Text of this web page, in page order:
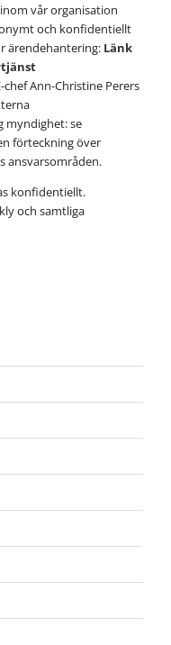
vår organisation
och konfidentiellt
ärendehantering: Länk
chef Ann-Christine Perers
myndighet: se
förteckning över
ansvarsområden.
konfidentiellt.
och samtliga